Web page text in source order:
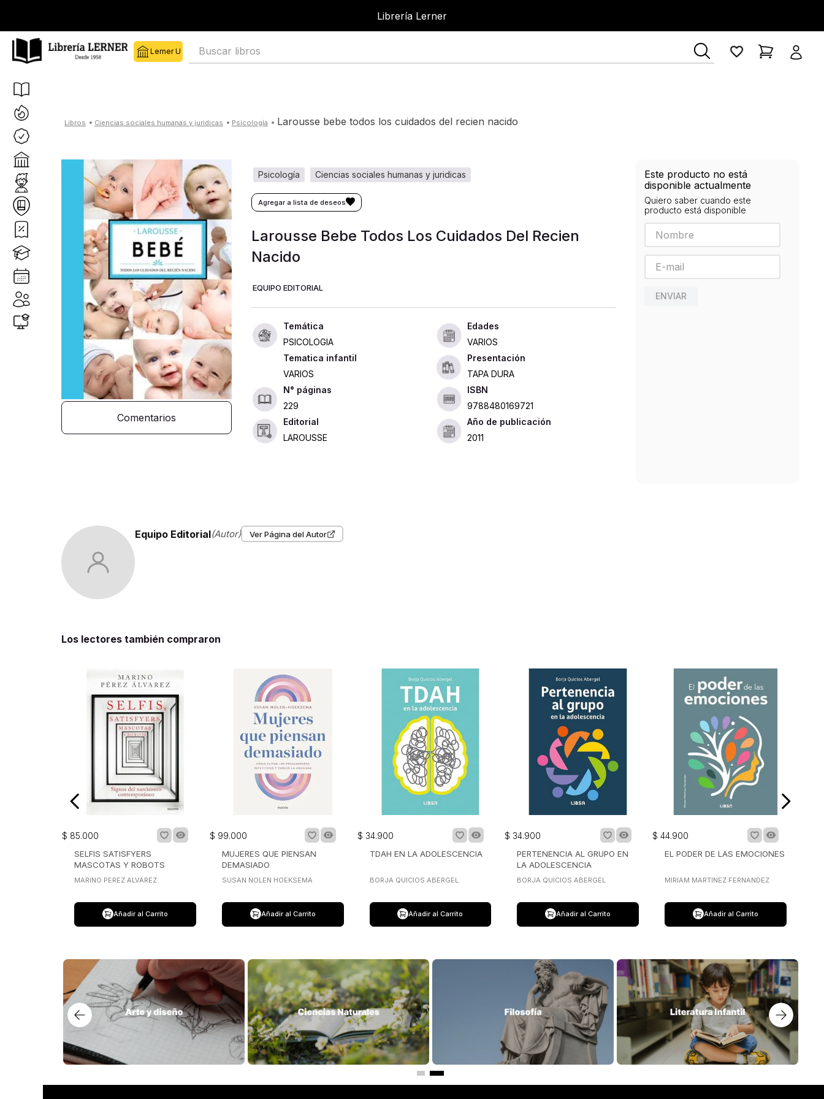
Librería Lerner
Buscar libros
ciencias sociales humanas y juridicas psicología larousse bebe todos los cuidados del recien nacido
Comentarios
ciencias sociales humanas y juridicas
psicología
Larousse Bebe Todos Los Cuidados Del Recien
Nacido
EQUIPO EDITORIAL
PSICOLOGIA
Edades
VARIOS
Tematica infantil
VARIOS
Presentación
TAPA DURA
229
ISBN
9788480169721
Editorial
LAROUSSE
Año de publicación
2011
Este producto no está
disponible actualmente
Quiero saber cuando este
producto está disponible
ENVIAR
Equipo Editorial(Autor) Ver Página del Autor
Los lectores también compraron
$ 85.000
SELFIS SATISFYERS
MASCOTAS Y ROBOTS
MARINO PEREZ ALVAREZ
Añadir al Carrito
$ 99.000
MUJERES QUE PIENSAN
DEMASIADO
SUSAN NOLEN HOEKSEMA
Añadir al Carrito
$ 34.900
TDAH EN LA ADOLESCENCIA
BORJA QUICIOS ABERGEL
Añadir al Carrito
$ 34.900
PERTENENCIA AL GRUPO EN
LA ADOLESCENCIA
BORJA QUICIOS ABERGEL
Añadir al Carrito
$ 44.900
EL PODER DE LAS EMOCIONES
MIRIAM MARTINEZ FERNANDEZ
Añadir al Carrito